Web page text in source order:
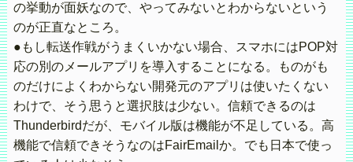
の挙動が面妖なので、やってみないとわからないという
のが正直なところ。
●もし転送作戦がうまくいかない場合、スマホにはPOP対
応の別のメールアプリを導入することになる。ものがも
のだけによくわからない開発元のアプリは使いたくない
わけで、そう思うと選択肢は少ない。信頼できるのは
Thunderbirdだが、モバイル版は機能が不足している。高
機能で信頼できそうなのはFairEmailか。でも日本で使っ